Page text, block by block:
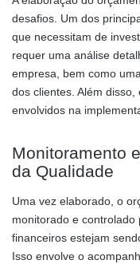
desafios. Um dos
que necessitam de
requer uma análise
empresa, bem como
dos clientes. Além
envolvidos na
Monitoramento
da Qualidade
Uma vez elaborado, o
monitorado e
financeiros estejam
Isso envolve o